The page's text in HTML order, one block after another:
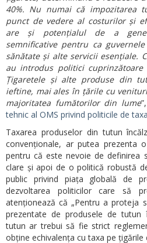
40%. Nu numai că impozitarea
punct de vedere al costurilor și
are și potențialul de a
semnificative pentru ca
sănătate și alte servicii esențiale.
au introdus politici
Țigaretele și alte produse din
ieftine, mai ales în țările cu
majoritatea fumătorilor din lume
tehnic al OMS privind politicile de
Taxarea produselor din tutun
convenționale, ar putea prezenta
pentru că este nevoie de definirea
clare și apoi de o politică robustă
public privind piața globală de
dezvoltarea politicilor care să
atenționează că „Pentru a proteja
prezentate de produsele de tutun
tutun ar trebui să fie strict
obține echivalența cu taxa pe țigările